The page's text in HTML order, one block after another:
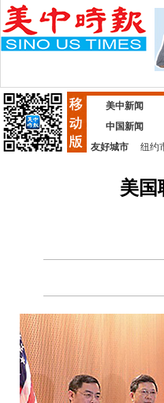
美中新闻
中国新闻
友好城市
纽约
美国